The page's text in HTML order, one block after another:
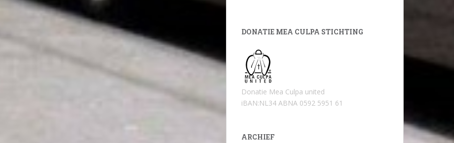
DONATIE MEA CULPA STICHTING
Donatie Mea Culpa united
iBAN:NL34 ABNA 0592 5951 61
ARCHIEF